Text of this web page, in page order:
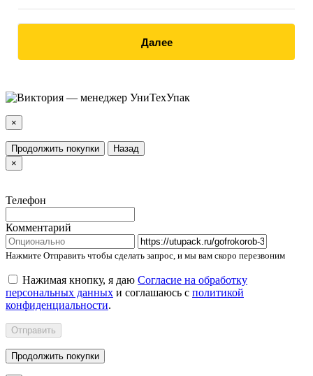
Далее
×
Продолжить покупки
Назад
×
Телефон
Комментарий
Нажмите Отправить чтобы сделать запрос, и мы вам скоро перезвоним
Нажимая кнопку, я даю Согласие на обработку
персональных данных и соглашаюсь с политикой
конфиденциальности.
Отправить
Продолжить покупки